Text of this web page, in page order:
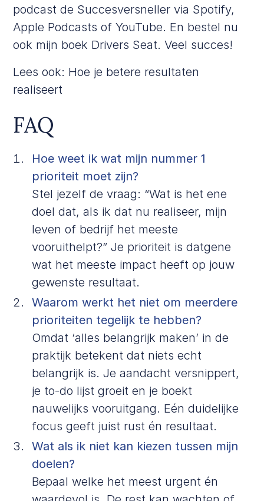
podcast de Succesversneller via Spotify,
Apple Podcasts ofYouTube. En bestel nu
ook mijn boek Drivers Seat. Veel succes!
Lees ook: Hoe je betere resultaten
realiseert
FAQ
Hoe weet ik wat mijn nummer 1
prioriteit moet zijn?
Stel jezelf de vraag: “Wat is het ene
doel dat, als ik dat nu realiseer, mijn
leven of bedrijf het meeste
vooruithelpt?” Je prioriteit is datgene
wat het meeste impact heeft op jouw
gewenste resultaat.
Waarom werkt het niet om meerdere
prioriteiten tegelijk te hebben?
Omdat ‘alles belangrijk maken’ in de
praktijk betekent dat niets echt
belangrijk is. Je aandacht versnippert,
je to-do lijst groeit en je boekt
nauwelijks vooruitgang. Eén duidelijke
focus geeft juist rust én resultaat.
Wat als ik niet kan kiezen tussen mijn
doelen?
Bepaal welke het meest urgent én